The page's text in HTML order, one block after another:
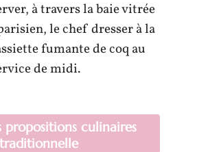
à travers la baie vitrée
le chef dresser à la
fumante de coq au
de midi.
propositions culinaires